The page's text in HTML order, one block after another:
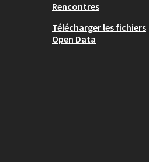
Rencontres
Télécharger les fichiers
Open Data